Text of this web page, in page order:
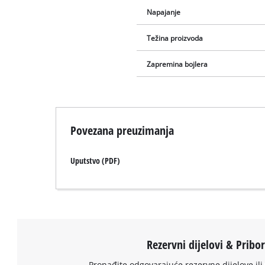
Napajanje
Težina proizvoda
Zapremina bojlera
Povezana preuzimanja
Uputstvo (PDF)
Rezervni dijelovi & Pribor